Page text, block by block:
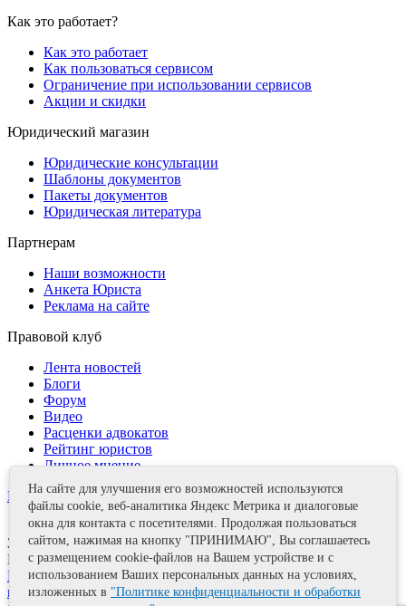
Как это работает?
Как это работает
Как пользоваться сервисом
Ограничение при использовании сервисов
Акции и скидки
Юридический магазин
Юридические консультации
Шаблоны документов
Пакеты документов
Юридическая литература
Партнерам
Наши возможности
Анкета Юриста
Реклама на сайте
Правовой клуб
Лента новостей
Блоги
Форум
Видео
Расценки адвокатов
Рейтинг юристов
Личное мнение
Контакты
Задать вопрос
Поделиться
Политика информационной безопасности Правила
использования материалов
На сайте для улучшения его возможностей используются
файлы cookie, веб-аналитика Яндекс Метрика и диалоговые
окна для контакта с посетителями. Продолжая пользоваться
сайтом, нажимая на кнопку "ПРИНИМАЮ", Вы соглашаетесь
с размещением cookie-файлов на Вашем устройстве и с
использованием Ваших персональных данных на условиях,
изложенных в "Политике конфиденциальности и обработки